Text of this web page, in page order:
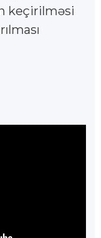
keçirilməsi